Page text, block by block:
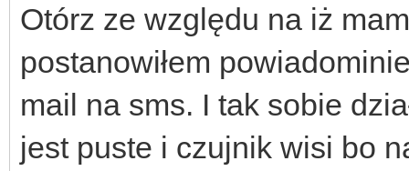
Otórz ze względu na iż
postanowiłem
mail na sms. I tak sobie
jest puste i czujnik wisi bo